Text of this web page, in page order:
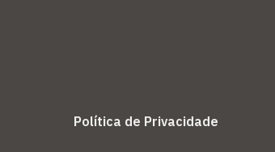
Política de Privacidade